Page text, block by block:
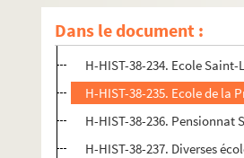
Dans le document :
H-HIST-38-232. Pensionnat
H-HIST-38-233. Ecole libre
H-HIST-38-234. Ecole Saint-
H-HIST-38-235. Ecole de la
H-HIST-38-236. Pensionnat
H-HIST-38-237. Diverses